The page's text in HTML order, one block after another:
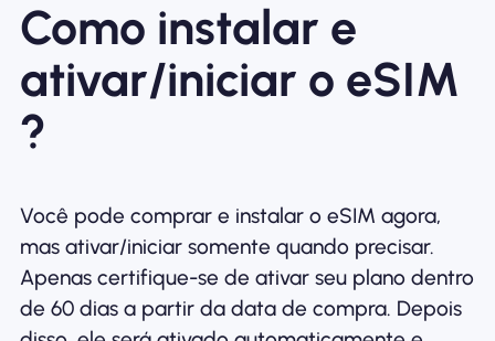
Como instalar e
ativar/iniciar o eSIM
?
Você pode comprar e instalar o eSIM agora,
mas ativar/iniciar somente quando precisar.
Apenas certifique-se de ativar seu plano dentro
de 60 dias a partir da data de compra. Depois